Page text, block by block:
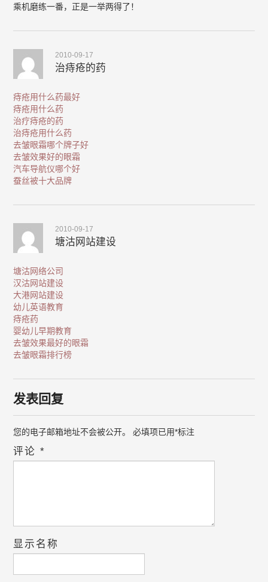
乘机磨练一番，正是一举两得了！
2010-09-17
治痔疮的药
痔疮用什么药最好
痔疮用什么药
治疗痔疮的药
治痔疮用什么药
去皱眼霜哪个牌子好
去皱效果好的眼霜
汽车导航仪哪个好
蚕丝被十大品牌
2010-09-17
塘沽网站建设
塘沽网络公司
汉沽网站建设
大港网站建设
幼儿英语教育
痔疮药
婴幼儿早期教育
去皱效果最好的眼霜
去皱眼霜排行榜
发表回复
您的电子邮箱地址不会被公开。 必填项已用*标注
评论*
显示名称